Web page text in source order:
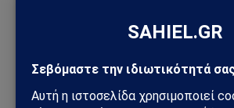
ΚΌΣΜΟΣ
Βρετανία: Πακιστανικής
συνελήφθη μετά από επίθεση με